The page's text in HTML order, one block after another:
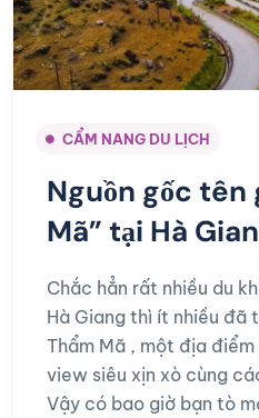
CẨM NANG DU LỊCH
Nguồn gốc tên
Mã” tại Hà
Chắc hẳn rất nhiều du
Hà Giang thì ít nhiều đã
Thẩm Mã , một địa
view siêu xịn xò cùng
Vậy có bao giờ bạn tò